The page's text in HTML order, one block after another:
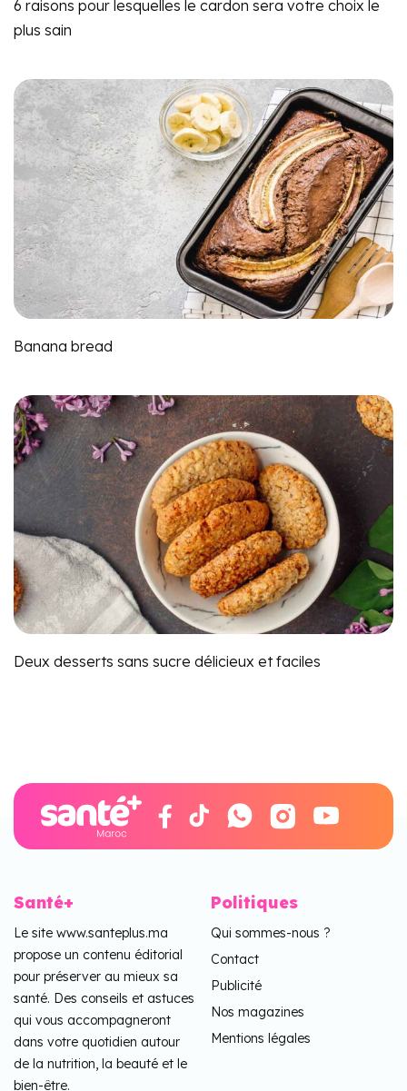
6 raisons pour lesquelles le cardon sera votre choix le
plus sain
Banana bread
Deux desserts sans sucre délicieux et faciles
Santé+
Le site www.santeplus.ma
propose un contenu éditorial
pour préserver au mieux sa
santé. Des conseils et astuces
qui vous accompagneront
dans votre quotidien autour
de la nutrition, la beauté et le
bien-être.
Politiques
Qui sommes-nous ?
Contact
Publicité
Nos magazines
Mentions légales